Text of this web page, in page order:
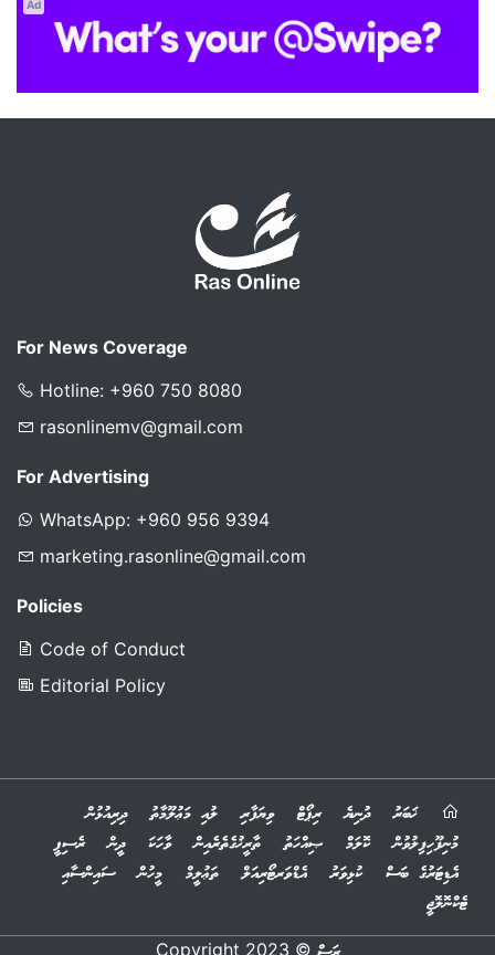
Ad
For News Coverage
Hotline: +960 750 8080
rasonlinemv@gmail.com
For Advertising
WhatsApp: +960 956 9394
marketing.rasonline@gmail.com
Policies
Code of Conduct
Editorial Policy
ޚަބަރު ދުނިޔެ ރިޕޯޓް ވިޔަފާރި ލުއި މަޢުލޫމާތު
ދިރިއުޅުން
މުނިފޫހިފިލުވުން
ކޮލަމް ޞިއްހަތު ތާރީޚުގެތެރެއިން ވާހަކަ ދީން
ރެސިޕީ
އެޑިޓަރުގެ ބަސް
ކުޅިވަރު އެޑްވަރޓޯރިއަލް ތަޢުލީމް މީހުން
ސައިންސާއި
ޓެކްނޮލޮޖީ
© 2023 Copyright